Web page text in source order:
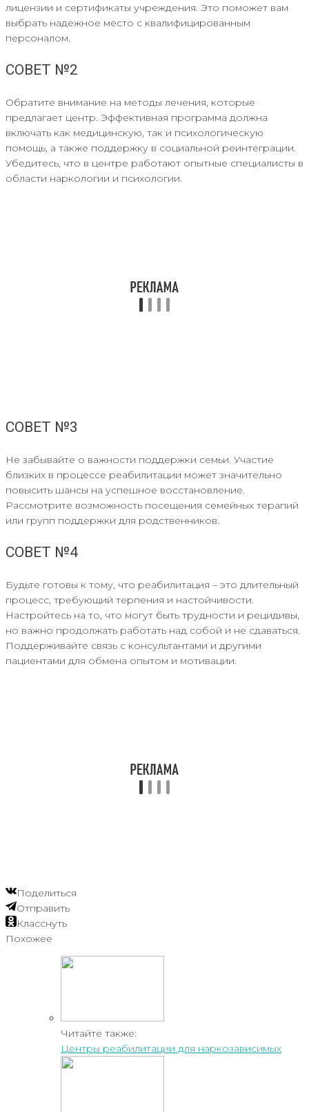
лицензии и сертификаты учреждения. Это поможет вам
выбрать надежное место с квалифицированным
персоналом.
СОВЕТ №2
Обратите внимание на методы лечения, которые
предлагает центр. Эффективная программа должна
включать как медицинскую, так и психологическую
помощь, а также поддержку в социальной реинтеграции.
Убедитесь, что в центре работают опытные специалисты в
области наркологии и психологии.
СОВЕТ №3
Не забывайте о важности поддержки семьи. Участие
близких в процессе реабилитации может значительно
повысить шансы на успешное восстановление.
Рассмотрите возможность посещения семейных терапий
или групп поддержки для родственников.
СОВЕТ №4
Будьте готовы к тому, что реабилитация – это длительный
процесс, требующий терпения и настойчивости.
Настройтесь на то, что могут быть трудности и рецидивы,
но важно продолжать работать над собой и не сдаваться.
Поддерживайте связь с консультантами и другими
пациентами для обмена опытом и мотивации.
Поделиться
Отправить
Класснуть
Похожее
Читайте также:
Центры реабилитации для наркозависимых